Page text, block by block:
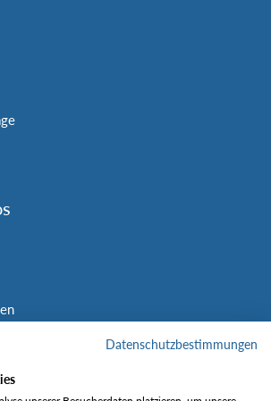
Datenschutzbestimmungen